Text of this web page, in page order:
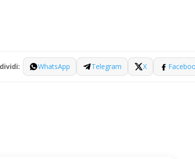
WhatsApp Telegram X